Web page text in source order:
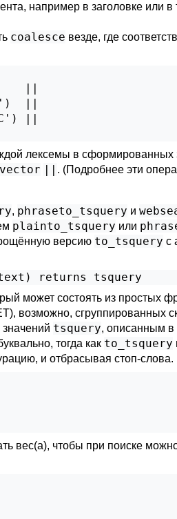
например в заголовке или
coalesce везде, где
||
||
||
лексемы в сформированных
|| . (Подробнее эти
, phraseto_tsquery и
plainto_tsquery или
версию to_tsquery с
) returns tsquery
может состоять из простых
возможно, сгруппированных
tsquery, описанным в
тогда как to_tsquery
и отбрасывая стоп-
вес(а), чтобы при поиске